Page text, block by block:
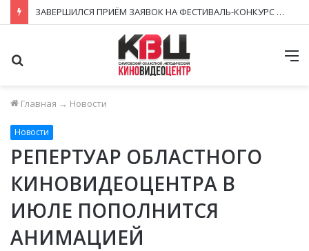
ЗАВЕРШИЛСЯ ПРИЁМ ЗАЯВОК НА ФЕСТИВАЛЬ-КОНКУРС «КИНОВЕРТИКАЛЬ 2026»
Главная → Новости
Новости
РЕПЕРТУАР ОБЛАСТНОГО
КИНОВИДЕОЦЕНТРА В
ИЮЛЕ ПОПОЛНИТСЯ
АНИМАЦИЕЙ